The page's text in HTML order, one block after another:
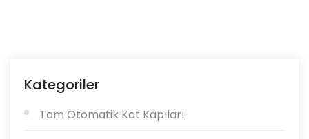
Kategoriler
Tam Otomatik Kat Kapıları